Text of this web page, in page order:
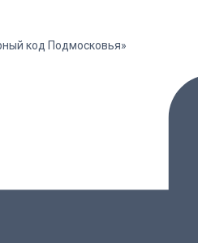
код Подмосковья»